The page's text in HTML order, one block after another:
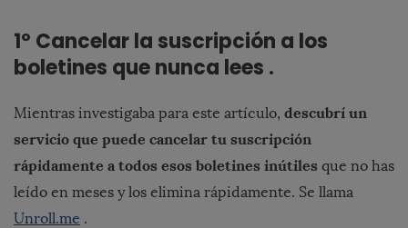
1º Cancelar la suscripción a los
boletines que nunca lees .
Mientras investigaba para este artículo, descubrí un
servicio que puede cancelar tu suscripción
rápidamente a todos esos boletines inútiles que no has
leído en meses y los elimina rápidamente. Se llama
Unroll.me .